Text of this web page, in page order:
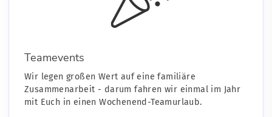
Teamevents
Wir legen großen Wert auf eine familiäre
Zusammenarbeit - darum fahren wir einmal im Jahr
mit Euch in einen Wochenend-Teamurlaub.